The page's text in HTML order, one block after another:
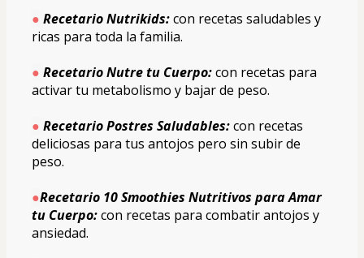
● Recetario Nutrikids: con recetas saludables y
ricas para toda la familia.
● Recetario Nutre tu Cuerpo: con recetas para
activar tu metabolismo y bajar de peso.
● Recetario Postres Saludables: con recetas
deliciosas para tus antojos pero sin subir de
peso.
●Recetario 10 Smoothies Nutritivos para Amar
tu Cuerpo: con recetas para combatir antojos y
ansiedad.